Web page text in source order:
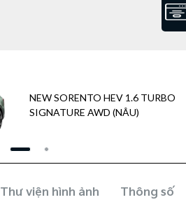
NEW SORENTO HEV 1.6 TURBO
SIGNATURE AWD (NÂU)
Thư viện hình ảnh Thông số